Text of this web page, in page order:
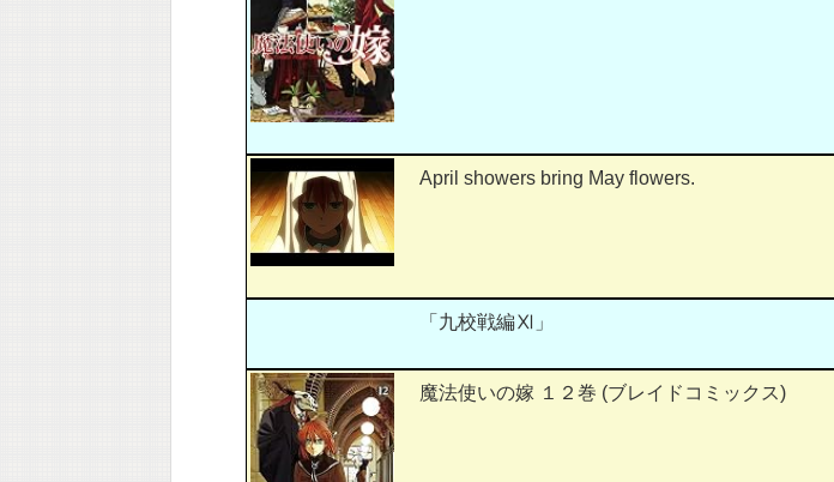
April showers bring May flowers.
「九校戦編Ⅺ」
魔法使いの嫁 １２巻 (ブレイドコミックス)